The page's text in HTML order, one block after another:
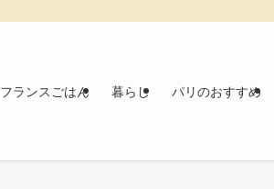
フランスごはん 暮らし パリのおすすめ